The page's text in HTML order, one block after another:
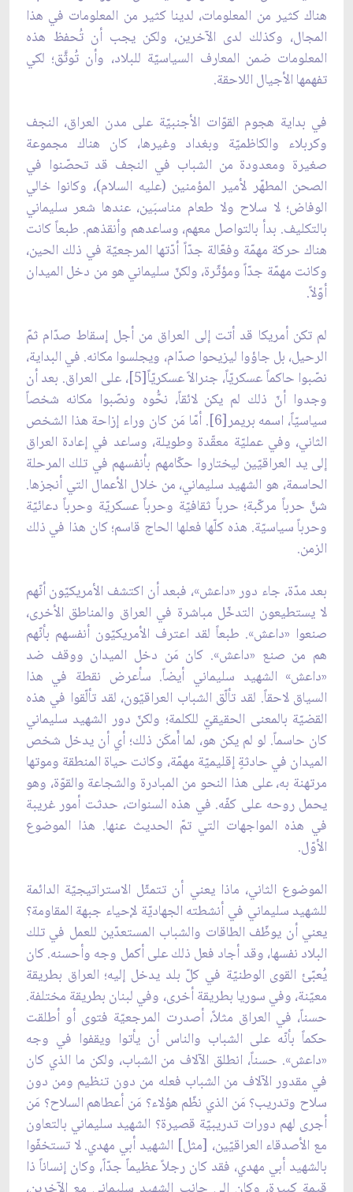
هناك كثير من المعلومات، لدينا كثير من المعلومات في هذا
المجال، وكذلك لدى الآخرين، ولكن يجب أن تُحفظ هذه
المعلومات ضمن المعارف السياسيّة للبلاد، وأن تُوثَّق؛ لكي
تفهمها الأجيال اللاحقة.
في بداية هجوم القوّات الأجنبيّة على مدن العراق، النجف
وكربلاء والكاظميّة وبغداد وغيرها، كان هناك مجموعة
صغيرة ومعدودة من الشباب في النجف قد تحصّنوا في
الصحن المطهّر لأمير المؤمنين (عليه السلام)، وكانوا خالي
الوفاض؛ لا سلاح ولا طعام مناسبَين، عندها شعر سليماني
بالتكليف. بدأ بالتواصل معهم، وساعدهم وأنقذهم. طبعاً كانت
هناك حركة مهمّة وفعّالة جدّاً أدّتها المرجعيّة في ذلك الحين،
وكانت مهمّة جدّاً ومؤثّرة، ولكنّ سليماني هو من دخل الميدان
أوّلاً.
لم تكن أمريكا قد أتت إلى العراق من أجل إسقاط صدّام ثمّ
الرحيل، بل جاؤوا ليزيحوا صدّام، ويجلسوا مكانه. في البداية،
نصّبوا حاكماً عسكريّاً، جنرالاً عسكريّاً[5]، على العراق. بعد أن
وجدوا أنّ ذلك لم يكن لائقاً، نحُّوه ونصّبوا مكانه شخصاً
سياسيّاً، اسمه بريمر[6]. أمّا مَن كان وراء إزاحة هذا الشخص
الثاني، وفي عمليّة معقّدة وطويلة، وساعد في إعادة العراق
إلى يد العراقيّين ليختاروا حكّامهم بأنفسهم في تلك المرحلة
الحاسمة، هو الشهيد سليماني، من خلال الأعمال التي أنجزها.
شنَّ حرباً مركّبة؛ حرباً ثقافيّة وحرباً عسكريّة وحرباً دعائيّة
وحرباً سياسيّة. هذه كلّها فعلها الحاج قاسم؛ كان هذا في ذلك
الزمن.
بعد مدّة، جاء دور «داعش»، فبعد أن اكتشف الأمريكيّون أنّهم
لا يستطيعون التدخّل مباشرة في العراق والمناطق الأخرى،
صنعوا «داعش». طبعاً لقد اعترف الأمريكيّون أنفسهم بأنّهم
هم من صنع «داعش». كان مَن دخل الميدان ووقف ضد
«داعش» الشهيد سليماني أيضاً. سأعرض نقطة في هذا
السياق لاحقاً. لقد تألّق الشباب العراقيّون، لقد تألّقوا في هذه
القضيّة بالمعنى الحقيقيّ للكلمة؛ ولكنّ دور الشهيد سليماني
كان حاسماً. لو لم يكن هو، لما أَمكَن ذلك؛ أي أن يدخل شخص
الميدان في حادثةٍ إقليميّة مهمّة، وكانت حياة المنطقة وموتها
مرتهنة به، على هذا النحو من المبادرة والشجاعة والقوّة، وهو
يحمل روحه على كفّه. في هذه السنوات، حدثت أمور غريبة
في هذه المواجهات التي تمّ الحديث عنها. هذا الموضوع
الأوّل.
الموضوع الثاني، ماذا يعني أن تتمثّل الاستراتيجيّة الدائمة
للشهيد سليماني في أنشطته الجهاديّة لإحياء جبهة المقاومة؟
يعني أن يوظّف الطاقات والشباب المستعدّين للعمل في تلك
البلاد نفسها، وقد أجاد فعل ذلك على أكمل وجه وأحسنه. كان
يُعبّئ القوى الوطنيّة في كلّ بلد يدخل إليه؛ العراق بطريقة
معيّنة، وفي سوريا بطريقة أخرى، وفي لبنان بطريقة مختلفة.
حسناً، في العراق مثلاً، أصدرت المرجعيّة فتوى أو أطلقت
حكماً بأنّه على الشباب والناس أن يأتوا ويقفوا في وجه
«داعش». حسناً، انطلق الآلاف من الشباب، ولكن ما الذي كان
في مقدور الآلاف من الشباب فعله من دون تنظيم ومن دون
سلاح وتدريب؟ مَن الذي نظّم هؤلاء؟ مَن أعطاهم السلاح؟ مَن
أجرى لهم دورات تدريبيّة قصيرة؟ الشهيد سليماني بالتعاون
مع الأصدقاء العراقيّين، [مثل] الشهيد أبي مهدي. لا تستخفّوا
بالشهيد أبي مهدي، فقد كان رجلاً عظيماً جدّاً، وكان إنساناً ذا